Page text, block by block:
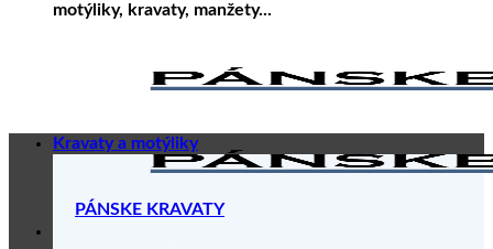
motýliky, kravaty, manžety...
Kravaty a motýliky
PÁNSKE KRAVATY